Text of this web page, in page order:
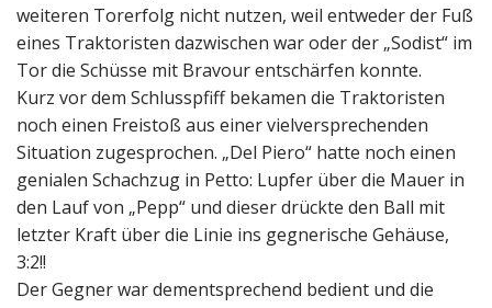
weiteren Torerfolg nicht nutzen, weil entweder der Fuß
eines Traktoristen dazwischen war oder der „Sodist“ im
Tor die Schüsse mit Bravour entschärfen konnte.
Kurz vor dem Schlusspfiff bekamen die Traktoristen
noch einen Freistoß aus einer vielversprechenden
Situation zugesprochen. „Del Piero“ hatte noch einen
genialen Schachzug in Petto: Lupfer über die Mauer in
den Lauf von „Pepp“ und dieser drückte den Ball mit
letzter Kraft über die Linie ins gegnerische Gehäuse,
3:2!!
Der Gegner war dementsprechend bedient und die